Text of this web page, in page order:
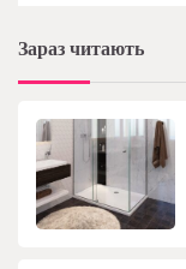
Зараз читають